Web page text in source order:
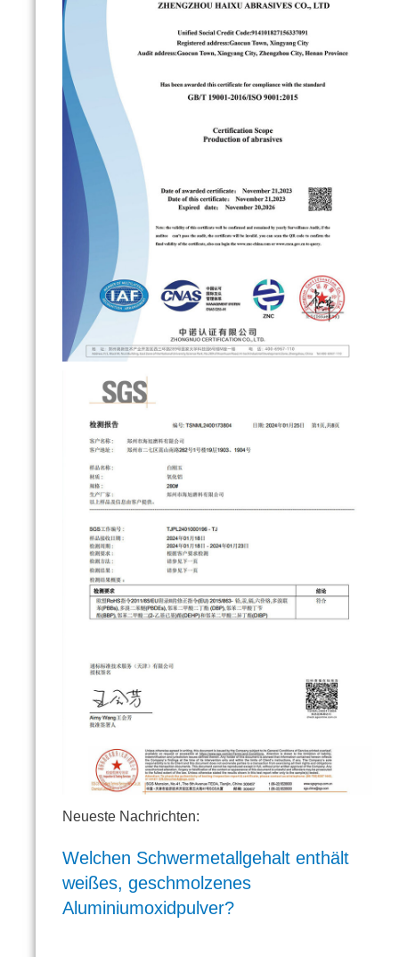
Neueste Nachrichten:
Welchen Schwermetallgehalt enthält
weißes, geschmolzenes
Aluminiumoxidpulver?